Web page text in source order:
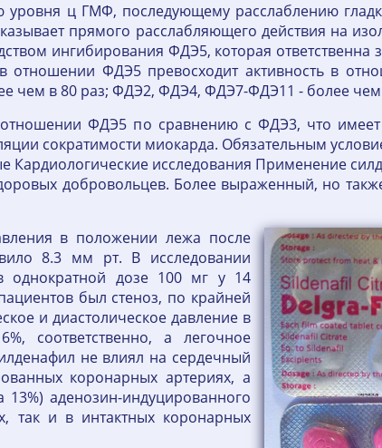
ц ГМФ, последующему расслаблению
прямого расслабляющего действия на
ингибирования ФДЭ5, которая
ФДЭ5 превосходит активность в
чем в 80 раз; ФДЭ2, ФДЭ4, ФДЭ7-ФДЭ11 - более чем
ФДЭ5 по сравнению с ФДЭ3, что
сократимости миокарда. Обязательным
Кардиологические исследования Применение
добровольцев. Более выраженный, но
в положении лежа после
8.3 мм рт. В исследовании
однократной дозе 100 мг у 14
был стеноз, по крайней
и диастолическое давление в
соответственно, а легочное
не влиял на сердечный
коронарных артериях, а
аденозин-индуцированного
так и в интактных коронарных